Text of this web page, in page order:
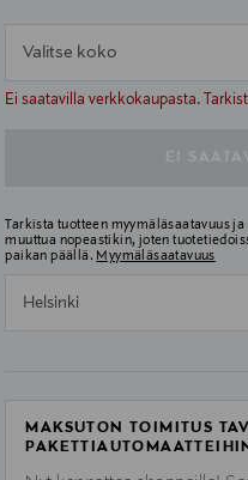
Valitse koko
Ei saatavilla verkkokaupasta.
null
Tarkista tuotteen myymäläsaatavuus
muuttua nopeastikin, joten
paikan päällä. Myymäläsaatavuus
Helsinki
MAKSUTON TOIMITUS